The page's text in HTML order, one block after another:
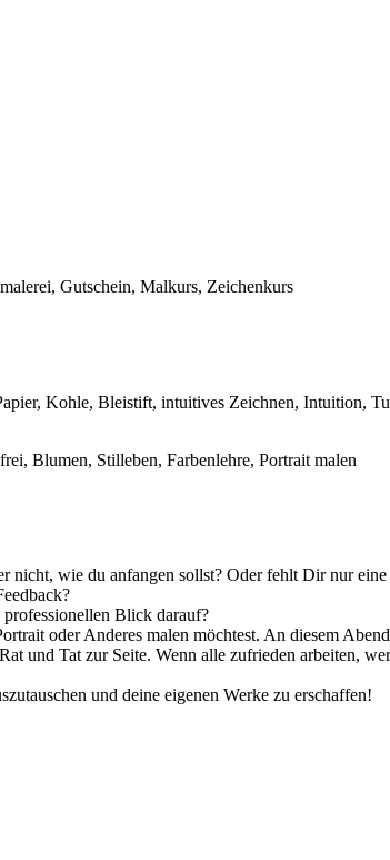
Gutschein, Malkurs, Zeichenkurs
Kohle, Bleistift, intuitives Zeichnen, Intuition,
Blumen, Stilleben, Farbenlehre, Portrait malen
nicht, wie du anfangen sollst? Oder fehlt Dir nur
professionellen Blick darauf?
oder Anderes malen möchtest. An diesem
und Tat zur Seite. Wenn alle zufrieden arbeiten,
und deine eigenen Werke zu erschaffen!